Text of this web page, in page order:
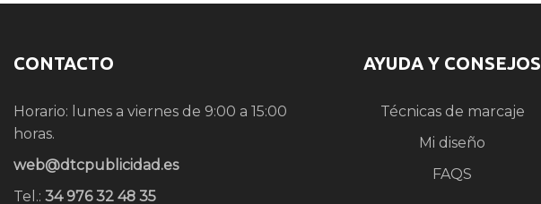
CONTACTO
Horario: lunes a viernes de 9:00 a 15:00
horas.
web@dtcpublicidad.es
Tel.: 34 976 32 48 35
AYUDA Y CONSEJOS
Técnicas de marcaje
Mi diseño
FAQS